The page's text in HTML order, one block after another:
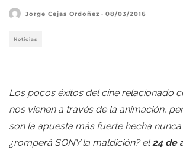
Jorge Cejas Ordoñez · 08/03/2016
Noticias
Los pocos éxitos del cine relacionado
nos vienen a través de la animación,
son la apuesta más fuerte hecha
¿romperá SONY la maldición? el24 de